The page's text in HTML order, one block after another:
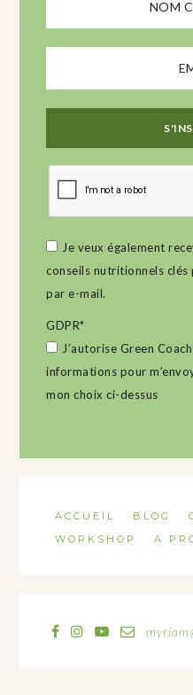
Je veux également
conseils nutritionnels
par e-mail.
GDPR*
J’autorise Green
informations pour
mon choix ci-dessus
ACCUEIL BLOG
WORKSHOP
A